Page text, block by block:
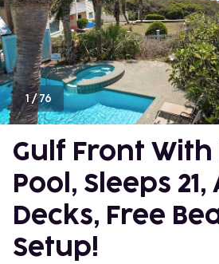
1/76
Gulf Front
Pool, Sleeps
Decks, Free
Setup!